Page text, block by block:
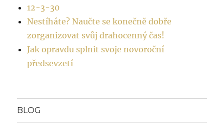
12-3-30
Nestíháte? Naučte se konečně dobře
zorganizovat svůj drahocenný čas!
Jak opravdu splnit svoje novoroční
předsevzetí
BLOG